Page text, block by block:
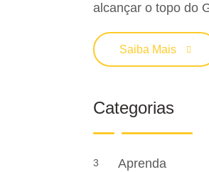
alcançar o topo do
Saiba Mais
Categorias
3 Aprenda